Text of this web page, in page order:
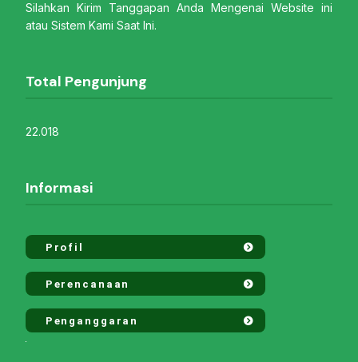
Silahkan Kirim Tanggapan Anda Mengenai Website ini
atau Sistem Kami Saat Ini.
Total Pengunjung
22.018
Informasi
Profil
Perencanaan
Penganggaran